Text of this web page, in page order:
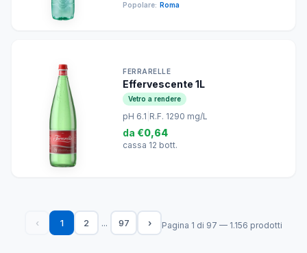
Popolare: Roma
FERRARELLE
Effervescente 1L
Vetro a rendere
pH 6.1 R.F. 1290 mg/L
da €0,64
cassa 12 bott.
‹ 1 2 ... 97 › Pagina 1 di 97 — 1.156 prodotti